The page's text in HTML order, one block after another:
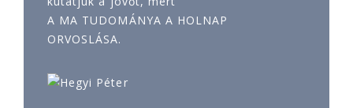
A MA TUDOMÁNYA A HOLNAP
ORVOSLÁSA.